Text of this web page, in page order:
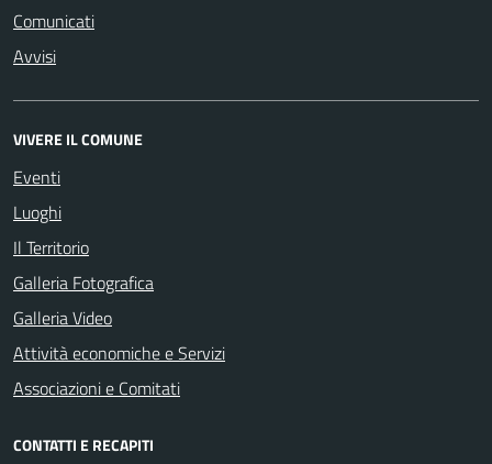
Comunicati
Avvisi
VIVERE IL COMUNE
Eventi
Luoghi
Il Territorio
Galleria Fotografica
Galleria Video
Attività economiche e Servizi
Associazioni e Comitati
CONTATTI E RECAPITI